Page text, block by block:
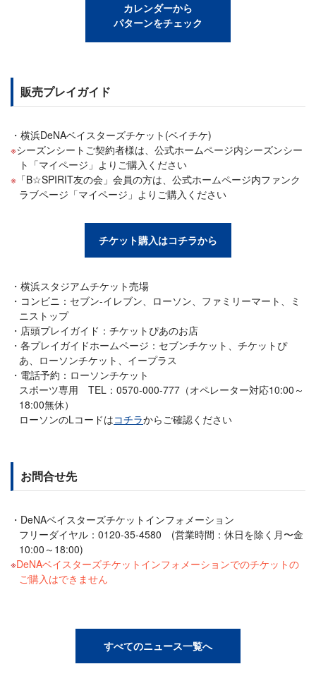
カレンダーから
パターンをチェック
販売プレイガイド
横浜DeNAベイスターズチケット(ベイチケ)
シーズンシートご契約者様は、公式ホームページ内シーズンシー
ト「マイページ」よりご購入ください
「B☆SPIRIT友の会」会員の方は、公式ホームページ内ファンク
ラブページ「マイページ」よりご購入ください
チケット購入はコチラから
横浜スタジアムチケット売場
コンビニ：セブン-イレブン、ローソン、ファミリーマート、ミ
ニストップ
店頭プレイガイド：チケットぴあのお店
各プレイガイドホームページ：セブンチケット、チケットぴ
あ、ローソンチケット、イープラス
電話予約：ローソンチケット
スポーツ専用 TEL：0570-000-777（オペレーター対応10:00～
18:00無休）
ローソンのLコードはコチラからご確認ください
お問合せ先
DeNAベイスターズチケットインフォメーション
フリーダイヤル：0120-35-4580 (営業時間：休日を除く月〜金
10:00～18:00)
DeNAベイスターズチケットインフォメーションでのチケットの
ご購入はできません
すべてのニュース一覧へ